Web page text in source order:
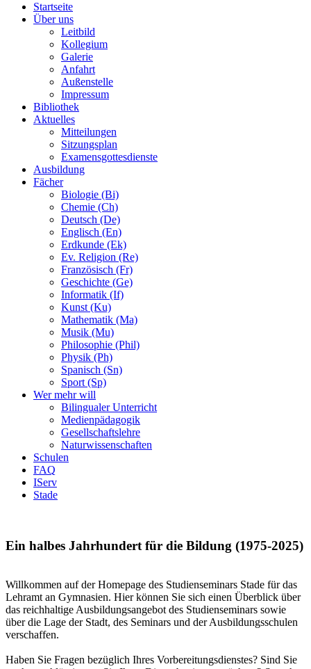
Startseite
Über uns
Leitbild
Kollegium
Galerie
Anfahrt
Außenstelle
Impressum
Bibliothek
Aktuelles
Mitteilungen
Sitzungsplan
Examensgottesdienste
Ausbildung
Fächer
Biologie (Bi)
Chemie (Ch)
Deutsch (De)
Englisch (En)
Erdkunde (Ek)
Ev. Religion (Re)
Französisch (Fr)
Geschichte (Ge)
Informatik (If)
Kunst (Ku)
Mathematik (Ma)
Musik (Mu)
Philosophie (Phil)
Physik (Ph)
Spanisch (Sn)
Sport (Sp)
Wer mehr will
Bilingualer Unterricht
Medienpädagogik
Gesellschaftslehre
Naturwissenschaften
Schulen
FAQ
IServ
Stade
Ein halbes Jahrhundert für die Bildung (1975-2025)
Willkommen auf der Homepage des Studienseminars Stade für das
Lehramt an Gymnasien. Hier können Sie sich einen Überblick über
das reichhaltige Ausbildungsangebot des Studienseminars sowie
über die Lage der Stadt, des Seminars und der Ausbildungsschulen
verschaffen.
Haben Sie Fragen bezüglich Ihres Vorbereitungsdienstes? Sind Sie